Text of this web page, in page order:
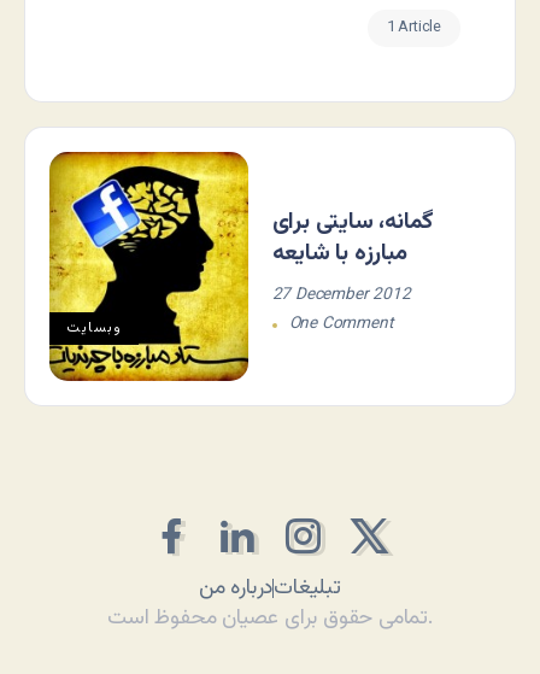
1 Article
وبسایت
گمانه، سایتی برای
مبارزه با شایعه
27 December 2012
One Comment
درباره منتبلیغات
تمامی حقوق برای عصیان محفوظ است.